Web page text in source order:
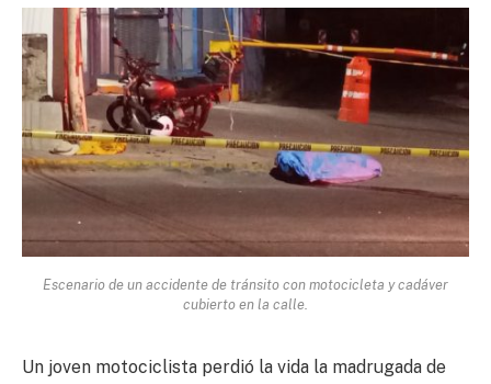
Escenario de un accidente de tránsito con motocicleta y cadáver
cubierto en la calle.
Un joven motociclista perdió la vida la madrugada de